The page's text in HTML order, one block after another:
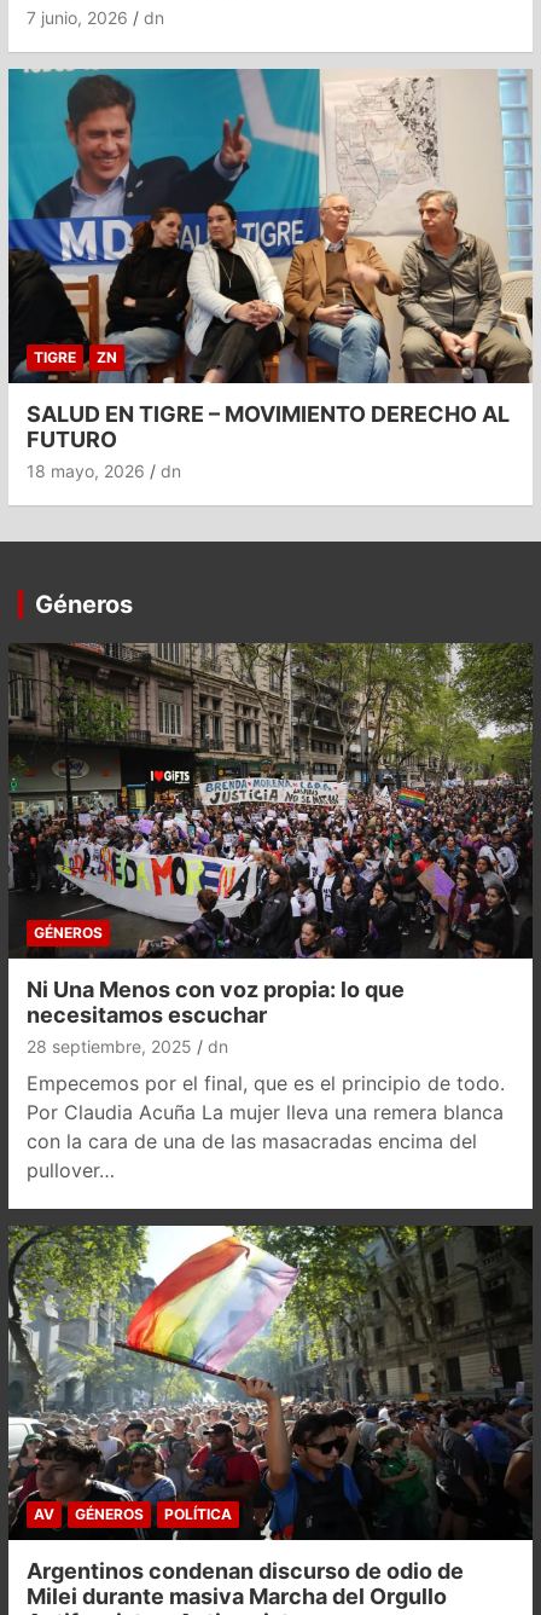
7 junio, 2026 dn
TIGRE ZN
SALUD EN TIGRE – MOVIMIENTO DERECHO AL
FUTURO
18 mayo, 2026 dn
Géneros
GÉNEROS
Ni Una Menos con voz propia: lo que
necesitamos escuchar
28 septiembre, 2025 dn
Empecemos por el final, que es el principio de todo.
Por Claudia Acuña La mujer lleva una remera blanca
con la cara de una de las masacradas encima del
pullover…
AV GÉNEROS POLÍTICA
Argentinos condenan discurso de odio de
Milei durante masiva Marcha del Orgullo